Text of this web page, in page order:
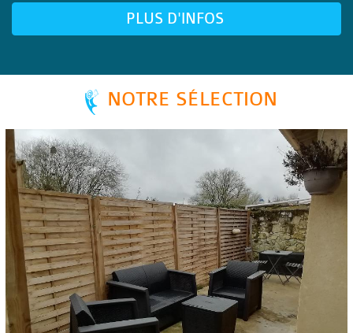
PLUS D'INFOS
NOTRE SÉLECTION